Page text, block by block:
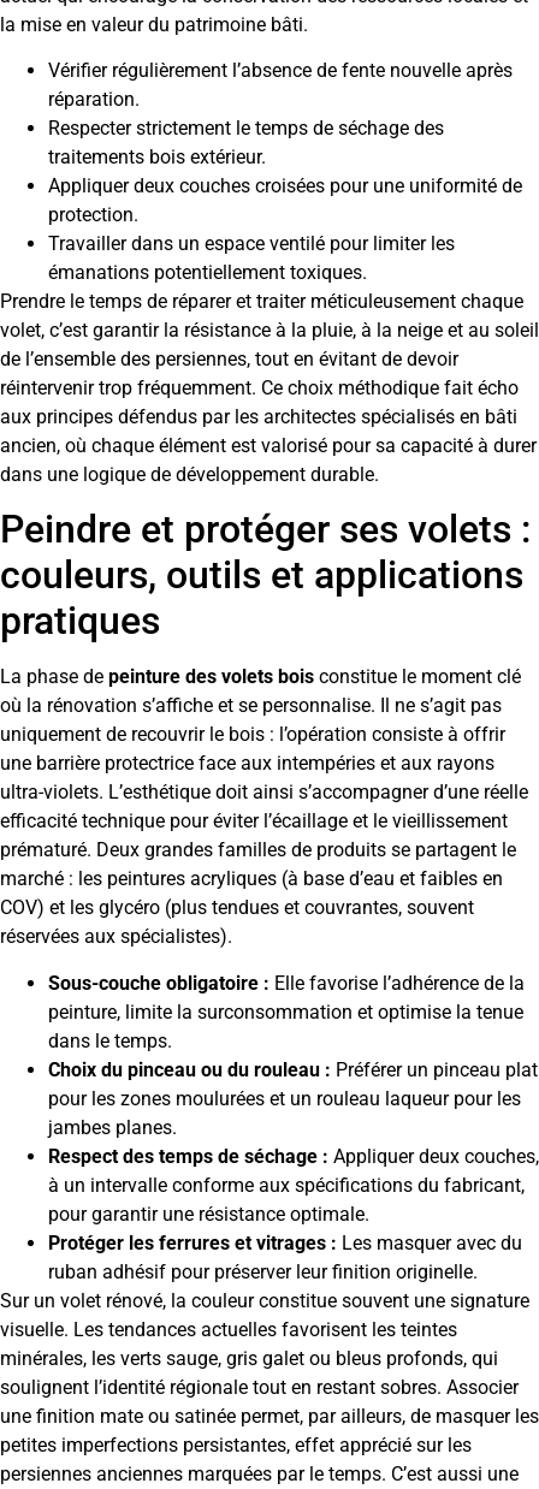
la mise en valeur du patrimoine bâti.
Vérifier régulièrement l’absence de fente nouvelle après
réparation.
Respecter strictement le temps de séchage des
traitements bois extérieur.
Appliquer deux couches croisées pour une uniformité de
protection.
Travailler dans un espace ventilé pour limiter les
émanations potentiellement toxiques.
Prendre le temps de réparer et traiter méticuleusement chaque
volet, c’est garantir la résistance à la pluie, à la neige et au soleil
de l’ensemble des persiennes, tout en évitant de devoir
réintervenir trop fréquemment. Ce choix méthodique fait écho
aux principes défendus par les architectes spécialisés en bâti
ancien, où chaque élément est valorisé pour sa capacité à durer
dans une logique de développement durable.
Peindre et protéger ses volets :
couleurs, outils et applications
pratiques
La phase de peinture des volets bois constitue le moment clé
où la rénovation s’affiche et se personnalise. Il ne s’agit pas
uniquement de recouvrir le bois : l’opération consiste à offrir
une barrière protectrice face aux intempéries et aux rayons
ultra-violets. L’esthétique doit ainsi s’accompagner d’une réelle
efficacité technique pour éviter l’écaillage et le vieillissement
prématuré. Deux grandes familles de produits se partagent le
marché : les peintures acryliques (à base d’eau et faibles en
COV) et les glycéro (plus tendues et couvrantes, souvent
réservées aux spécialistes).
Sous-couche obligatoire : Elle favorise l’adhérence de la
peinture, limite la surconsommation et optimise la tenue
dans le temps.
Choix du pinceau ou du rouleau : Préférer un pinceau plat
pour les zones moulurées et un rouleau laqueur pour les
jambes planes.
Respect des temps de séchage : Appliquer deux couches,
à un intervalle conforme aux spécifications du fabricant,
pour garantir une résistance optimale.
Protéger les ferrures et vitrages : Les masquer avec du
ruban adhésif pour préserver leur finition originelle.
Sur un volet rénové, la couleur constitue souvent une signature
visuelle. Les tendances actuelles favorisent les teintes
minérales, les verts sauge, gris galet ou bleus profonds, qui
soulignent l’identité régionale tout en restant sobres. Associer
une finition mate ou satinée permet, par ailleurs, de masquer les
petites imperfections persistantes, effet apprécié sur les
persiennes anciennes marquées par le temps. C’est aussi une